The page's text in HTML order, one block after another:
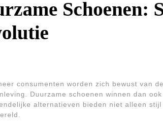
Schoenen:
consumenten worden zich bewust van
Duurzame schoenen winnen dan
alternatieven bieden niet alleen